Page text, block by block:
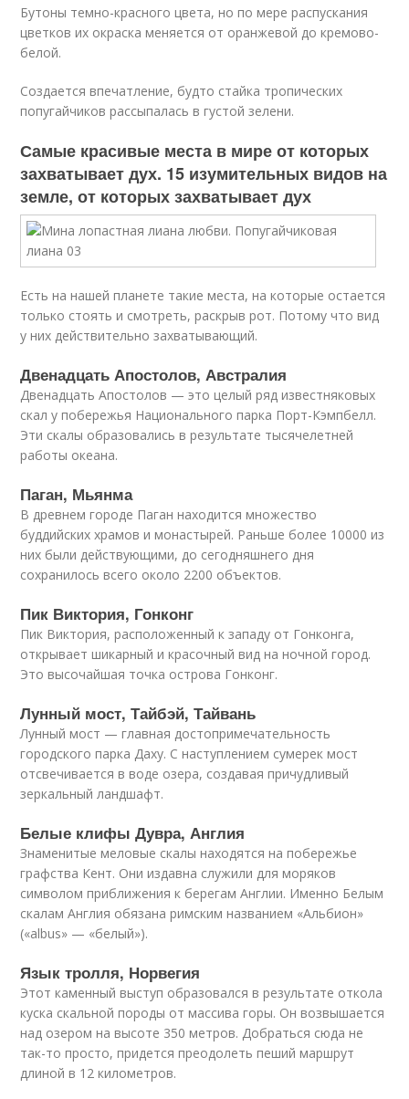
Бутоны темно-красного цвета, но по мере распускания
цветков их окраска меняется от оранжевой до кремово-
белой.
Создается впечатление, будто стайка тропических
попугайчиков рассыпалась в густой зелени.
Самые красивые места в мире от которых
захватывает дух. 15 изумительных видов на
земле, от которых захватывает дух
Есть на нашей планете такие места, на которые остается
только стоять и смотреть, раскрыв рот. Потому что вид
у них действительно захватывающий.
Двенадцать Апостолов, Австралия
Двенадцать Апостолов — это целый ряд известняковых
скал у побережья Национального парка Порт-Кэмпбелл.
Эти скалы образовались в результате тысячелетней
работы океана.
Паган, Мьянма
В древнем городе Паган находится множество
буддийских храмов и монастырей. Раньше более 10000 из
них были действующими, до сегодняшнего дня
сохранилось всего около 2200 объектов.
Пик Виктория, Гонконг
Пик Виктория, расположенный к западу от Гонконга,
открывает шикарный и красочный вид на ночной город.
Это высочайшая точка острова Гонконг.
Лунный мост, Тайбэй, Тайвань
Лунный мост — главная достопримечательность
городского парка Даху. С наступлением сумерек мост
отсвечивается в воде озера, создавая причудливый
зеркальный ландшафт.
Белые клифы Дувра, Англия
Знаменитые меловые скалы находятся на побережье
графства Кент. Они издавна служили для моряков
символом приближения к берегам Англии. Именно Белым
скалам Англия обязана римским названием «Альбион»
(«albus» — «белый»).
Язык тролля, Норвегия
Этот каменный выступ образовался в результате откола
куска скальной породы от массива горы. Он возвышается
над озером на высоте 350 метров. Добраться сюда не
так-то просто, придется преодолеть пеший маршрут
длиной в 12 километров.